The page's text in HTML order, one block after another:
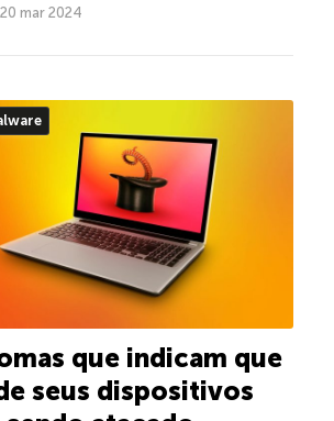
20 mar 2024
que indicam que
seus dispositivos